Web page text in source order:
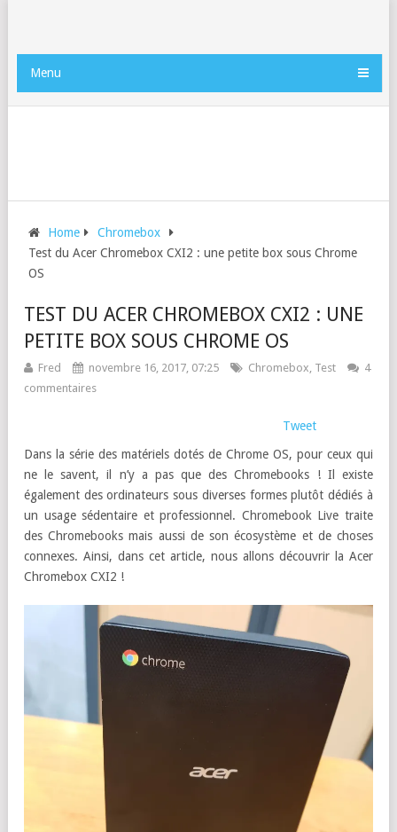
Menu
Home
Chromebox
Test du Acer Chromebox CXI2 : une petite box sous Chrome
OS
TEST DU ACER CHROMEBOX CXI2 : UNE
PETITE BOX SOUS CHROME OS
Fred novembre 16, 2017, 07:25 Chromebox, Test
4
commentaires
Tweet
Dans la série des matériels dotés de Chrome OS, pour ceux qui
ne le savent, il n’y a pas que des Chromebooks ! Il existe
également des ordinateurs sous diverses formes plutôt dédiés à
un usage sédentaire et professionnel. Chromebook Live traite
des Chromebooks mais aussi de son écosystème et de choses
connexes. Ainsi, dans cet article, nous allons découvrir la Acer
Chromebox CXI2 !